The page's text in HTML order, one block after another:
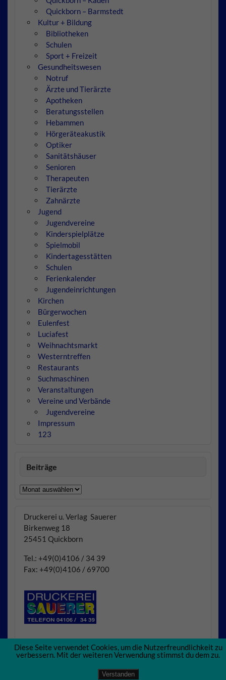
Quickborn – Barmstedt
Kultur + Bildung
Bibliotheken
Schulen
Sport + Freizeit
Gesundheitswesen
Notruf
Ärzte und Tierärzte
Apotheken
Beratungsstellen
Hebammen
Hörgeräteakustik
Optiker
Sanitätshäuser
Senioren
Therapeuten
Tierärzte
Zahnärzte
Jugend
Jugendvereine
Kinderspielplätze
Spielmobil
Kindertagesstätten
Schulen
Ferienkalender
Jugendeinrichtungen
Kirchen
Bürgerwochen
Eulenfest
Luciafest
Weihnachtsmarkt
Westerntreffen
Restaurants
Suchmaschinen
Veranstaltungen
Vereine und Verbände
Jugendvereine
Impressum
123
Beiträge
Beiträge
Druckerei u. Verlag Sauerer
Birkenweg 18
25451 Quickborn
Tel.: +49(0)4106 / 34 39
Fax: +49(0)4106 / 69700
Diese Seite verwendet Cookies, um die Nutzerfreundlichkeit zu
verbessern. Mit der weiteren Verwendung stimmst du dem zu.
Verstanden